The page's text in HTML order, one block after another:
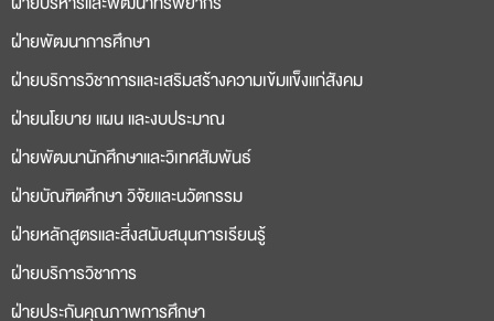
bonusu
siteleri
ฝ่ายพัฒนาการศึกษา
ฝ่ายบริการวิชาการและเสริมสร้างความเข้มแข็งแก่สังคม
ฝ่ายนโยบาย แผน และงบประมาณ
ฝ่ายพัฒนานักศึกษาและวิเทศสัมพันธ์
ฝ่ายบัณฑิตศึกษา วิจัยและนวัตกรรม
ฝ่ายหลักสูตรและสิ่งสนับสนุนการเรียนรู้
ฝ่ายบริการวิชาการ
ฝ่ายประกันคุณภาพการศึกษา